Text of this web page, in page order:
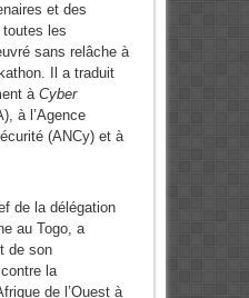
et des
toutes les
sans relâche à
Il a traduit
à Cyber ​​​​
à l’Agence
(ANCy) et à
de la délégation
au Togo, a
de son
la
de l’Ouest à